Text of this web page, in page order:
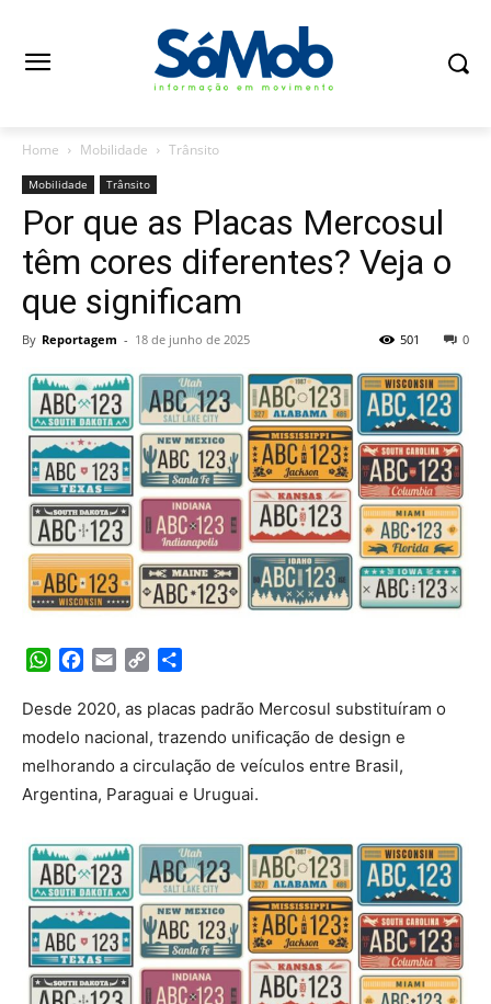
Home Mobilidade Trânsito
Mobilidade Trânsito
Por que as Placas Mercosul
têm cores diferentes? Veja o
que significam
By Reportagem - 18 de junho de 2025 0
501
WhatsApp
Facebook
Email Copy
Desde 2020, as placas padrão Mercosul substituíram o
modelo nacional, trazendo unificação de design e
melhorando a circulação de veículos entre Brasil,
Argentina, Paraguai e Uruguai.